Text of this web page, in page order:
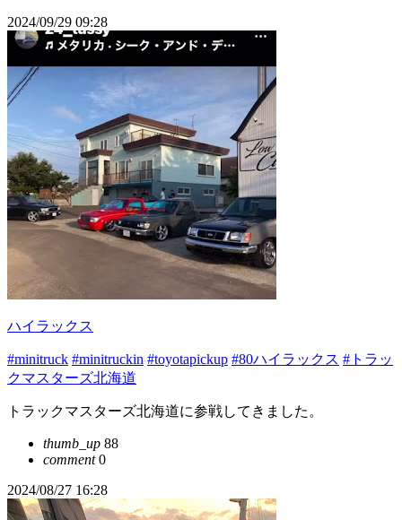
2024/09/29 09:28
ハイラックス
#minitruck #minitruckin #toyotapickup #80ハイラックス #トラッ
クマスターズ北海道
トラックマスターズ北海道に参戦してきました。
thumb_up 88
comment0
2024/08/27 16:28